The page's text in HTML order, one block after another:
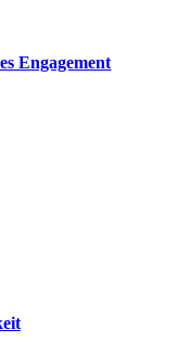
Engagement